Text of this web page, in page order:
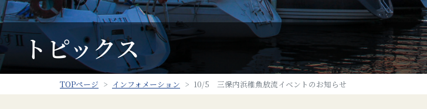
トピックス
TOPページ インフォメーション 10/5 三保内浜稚魚放流イベントのお知らせ